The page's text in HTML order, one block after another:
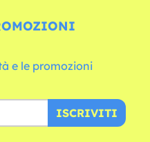
e le promozioni
ISCRIVITI